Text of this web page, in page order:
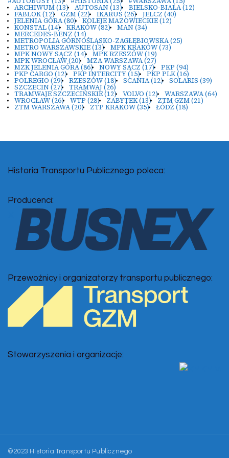
ARCHIWUM(13) AUTOSAN(13) BIELSKO-BIAŁA(12)
FABLOK(12) GZM(22) IKARUS (26) JELCZ (40)
JELENIA GÓRA(80) KOLEJE MAZOWIECKIE(12)
KONSTAL(14) KRAKÓW(82) MAN(34)
MERCEDES-BENZ (14)
METROPOLIA GÓRNOŚLĄSKO-ZAGŁĘBIOWSKA(25)
METRO WARSZAWSKIE(13) MPK KRAKÓW(73)
MPK NOWY SĄCZ (14) MPK RZESZÓW(19)
MPK WROCŁAW(20) MZA WARSZAWA(27)
MZK JELENIA GÓRA(86) NOWY SĄCZ (17) PKP (94)
PKP CARGO (12) PKP INTERCITY(15) PKP PLK(16)
POLREGIO (29) RZESZÓW(18) SCANIA(12) SOLARIS (39)
SZCZECIN(27) TRAMWAJ(26)
TRAMWAJE SZCZECIŃSKIE(12) VOLVO (12) WARSZAWA(64)
WROCŁAW(26) WTP (28) ZABYTEK(13) ZTM GZM(21)
ZTM WARSZAWA(20) ZTP KRAKÓW(35) ŁÓDŹ(18)
Historia Transportu Publicznego poleca:
Producenci:
Przewoźnicy i organizatorzy transportu publicznego:
Stowarzyszenia i organizacje:
©2023 Historia Transportu Publicznego